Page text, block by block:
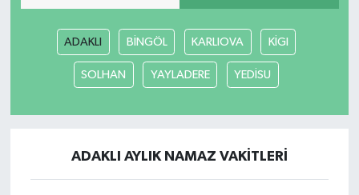
ADAKLI BİNGÖL KARLIOVA KİGI
SOLHAN YAYLADERE YEDİSU
ADAKLI AYLIK NAMAZ VAKITLERI